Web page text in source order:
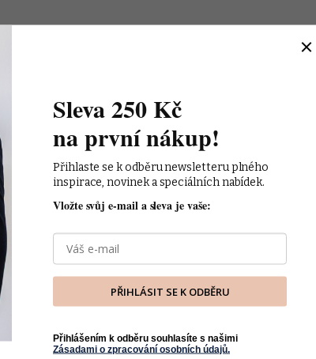
Sleva 250 Kč
na první nákup!
Přihlaste se k odběru newsletteru plného
inspirace, novinek a speciálních nabídek.
Vložte svůj e-mail a sleva je vaše:
PŘIHLÁSIT SE K ODBĚRU
Přihlášením k odběru souhlasíte s našimi
Zásadami o zpracování osobních údajů.